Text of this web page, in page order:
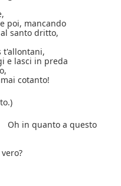
poi, mancando
santo dritto,
t'allontani,
e lasci in preda
cotanto!
Oh in quanto a questo
vero?